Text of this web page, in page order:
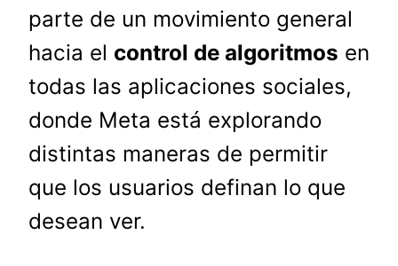
parte de un movimiento general
hacia el control de algoritmos en
todas las aplicaciones sociales,
donde Meta está explorando
distintas maneras de permitir
que los usuarios definan lo que
desean ver.